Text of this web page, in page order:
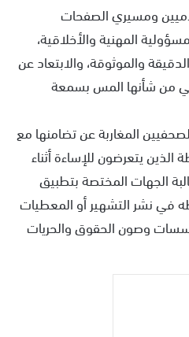
ومسيري الصفحات
المهنية والأخلاقية،
والموثوقة، والابتعاد عن
من شأنها المس بسمعة
المغاربة عن تضامنها مع
يتعرضون للإساءة أثناء
الجهات المختصة بتطبيق
في نشر التشهير أو المعطيات
وصون الحقوق والحريات